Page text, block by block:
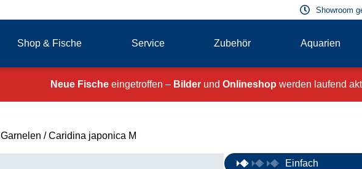
Showroom
Shop & Fische Service Zubehör Aquarien
Neue Fischeeingetroffen – Bilderund Onlineshop werden laufend
Garnelen / Caridina japonica M
Einfach